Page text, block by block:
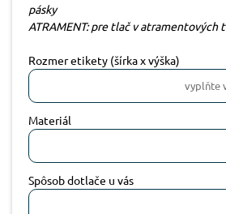
pásky
ATRAMENT: pre tlač v atramentových
Rozmer etikety (šírka x výška)
Materiál
Spôsob dotlače u vás